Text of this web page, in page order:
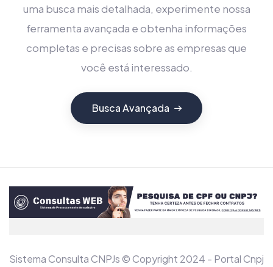
uma busca mais detalhada, experimente nossa
ferramenta avançada e obtenha informações
completas e precisas sobre as empresas que
você está interessado.
Busca Avançada
Sistema Consulta CNPJs © Copyright 2024 - Portal Cnpj